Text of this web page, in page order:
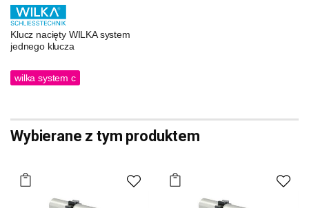
Klucz nacięty WILKA system
jednego klucza
wilka system c
Wybierane z tym produktem